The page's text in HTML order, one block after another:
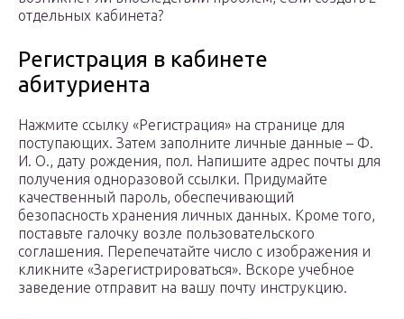
отдельных кабинета?
Регистрация в кабинете
абитуриента
Нажмите ссылку «Регистрация» на странице для
поступающих. Затем заполните личные данные – Ф.
И. О., дату рождения, пол. Напишите адрес почты для
получения одноразовой ссылки. Придумайте
качественный пароль, обеспечивающий
безопасность хранения личных данных. Кроме того,
поставьте галочку возле пользовательского
соглашения. Перепечатайте число с изображения и
кликните «Зарегистрироваться». Вскоре учебное
заведение отправит на вашу почту инструкцию.